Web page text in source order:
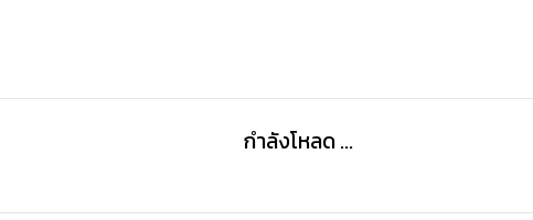
กำลังโหลด ...